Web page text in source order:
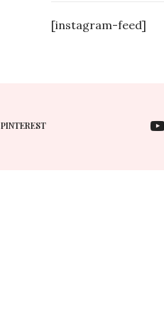
[instagram-feed]
PINTEREST